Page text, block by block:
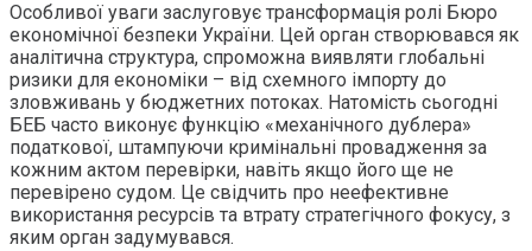
Особливої уваги заслуговує трансформація ролі Бюро
економічної безпеки України. Цей орган створювався як
аналітична структура, спроможна виявляти глобальні
ризики для економіки – від схемного імпорту до
зловживань у бюджетних потоках. Натомість сьогодні
БЕБ часто виконує функцію «механічного дублера»
податкової, штампуючи кримінальні провадження за
кожним актом перевірки, навіть якщо його ще не
перевірено судом. Це свідчить про неефективне
використання ресурсів та втрату стратегічного фокусу, з
яким орган задумувався.